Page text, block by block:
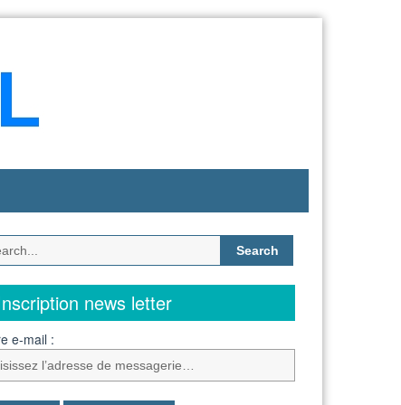
Search
for:
news letter
e-mail :